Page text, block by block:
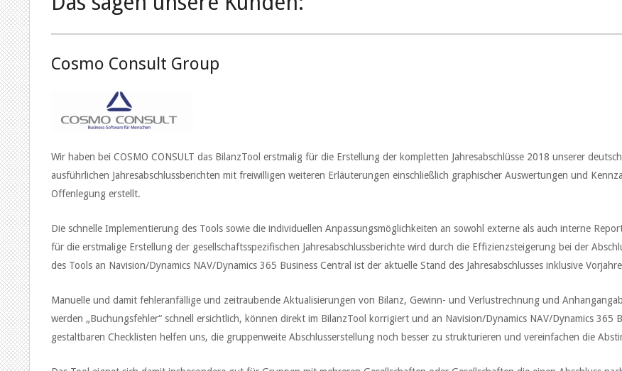
Cosmo Consult Group
Wir haben bei COSMO CONSULT das BilanzTool erstmalig für die Erstellung der kompletten Jahresabschlüsse 2018 unserer
ausführlichen Jahresabschlussberichten mit freiwilligen weiteren Erläuterungen einschließlich graphischer Auswertungen und
Offenlegung erstellt.
Die schnelle Implementierung des Tools sowie die individuellen Anpassungsmöglichkeiten an sowohl externe als auch interne
für die erstmalige Erstellung der gesellschaftsspezifischen Jahresabschlussberichte wird durch die Effizienzsteigerung bei der
des Tools an Navision/Dynamics NAV/Dynamics 365 Business Central ist der aktuelle Stand des Jahresabschlusses inklusive
Manuelle und damit fehleranfällige und zeitraubende Aktualisierungen von Bilanz, Gewinn- und Verlustrechnung und
werden „Buchungsfehler“ schnell ersichtlich, können direkt im BilanzTool korrigiert und an Navision/Dynamics NAV/Dynamics
gestaltbaren Checklisten helfen uns, die gruppenweite Abschlusserstellung noch besser zu strukturieren und vereinfachen die